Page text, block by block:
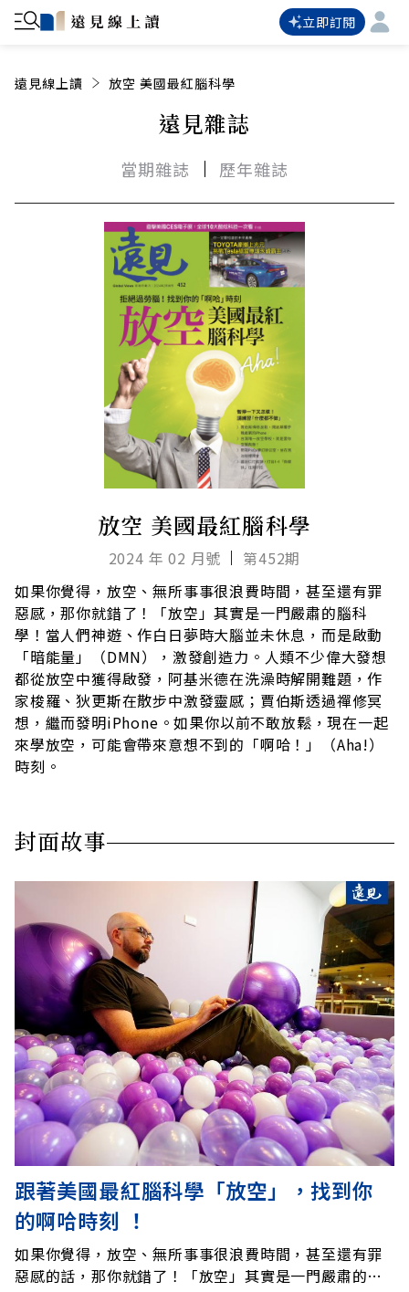
立即訂閱
遠見線上讀 放空 美國最紅腦科學
遠見雜誌
當期雜誌 歷年雜誌
放空 美國最紅腦科學
2024 年 02 月號
第452期
如果你覺得，放空、無所事事很浪費時間，甚至還有罪
惡感，那你就錯了！「放空」其實是一門嚴肅的腦科
學！當人們神遊、作白日夢時大腦並未休息，而是啟動
「暗能量」（DMN），激發創造力。人類不少偉大發想
都從放空中獲得啟發，阿基米德在洗澡時解開難題，作
家梭羅、狄更斯在散步中激發靈感；賈伯斯透過禪修冥
想，繼而發明iPhone。如果你以前不敢放鬆，現在一起
來學放空，可能會帶來意想不到的「啊哈！」（Aha!）
時刻。
封面故事
跟著美國最紅腦科學「放空」，找到你
的啊哈時刻 ！
如果你覺得，放空、無所事事很浪費時間，甚至還有罪
惡感的話，那你就錯了！「放空」其實是一門嚴肅的腦